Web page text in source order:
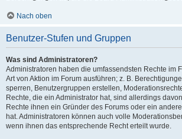
Nach oben
Benutzer-Stufen und Gruppen
Was sind Administratoren?
Administratoren haben die umfassendsten Rechte im
Art von Aktion im Forum ausführen; z. B.
sperren, Benutzergruppen erstellen,
Rechte, die ein Administrator hat, sind allerdings
Rechte ihnen ein Gründer des Forums oder ein
hat. Administratoren können auch volle
wenn ihnen das entsprechende Recht erteilt wurde.